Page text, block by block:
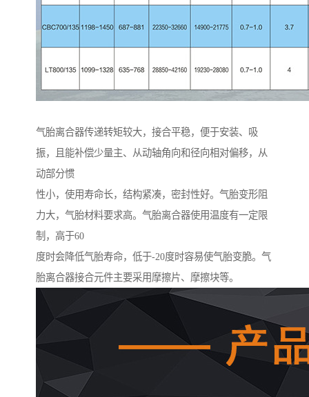
气胎离合器传递转矩较大，接合平稳，便于安装、吸
振，且能补偿少量主、从动轴角向和径向相对偏移，从
动部分惯
性小，使用寿命长，结构紧凑，密封性好。气胎变形阻
力大，气胎材料要求高。气胎离合器使用温度有一定限
制，高于60
度时会降低气胎寿命，低于-20度时容易使气胎变脆。气
胎离合器接合元件主要采用摩擦片、摩擦块等。